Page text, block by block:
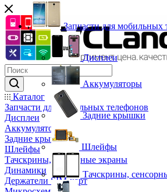
Каталог
Запчасти для мобильных телефонов
Дисплеи
Аккумуляторы
Задние крышки
Шлейфы
Тачскрины, сенсорные экраны
Динамики
Держатели SIM-карт
Запчасти для мобильных
Дисплеи
Аккумуляторы
Задние крышки
Шлейфы
Тачскрины,